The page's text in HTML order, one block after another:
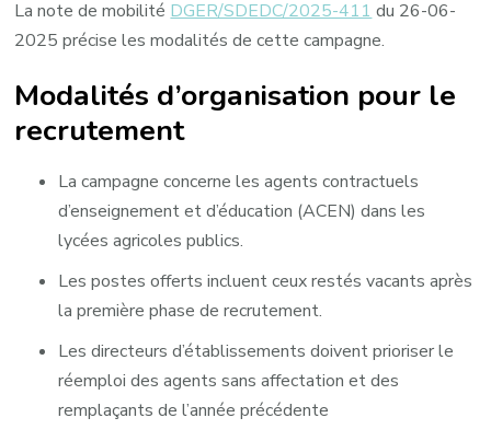
La note de mobilité DGER/SDEDC/2025-411 du 26-06-
2025 précise les modalités de cette campagne.
Modalités d’organisation pour le
recrutement
La campagne concerne les agents contractuels
d’enseignement et d’éducation (ACEN) dans les
lycées agricoles publics. ​
Les postes offerts incluent ceux restés vacants après
la première phase de recrutement.
Les directeurs d’établissements doivent prioriser le
réemploi des agents sans affectation et des
remplaçants de l’année précédente